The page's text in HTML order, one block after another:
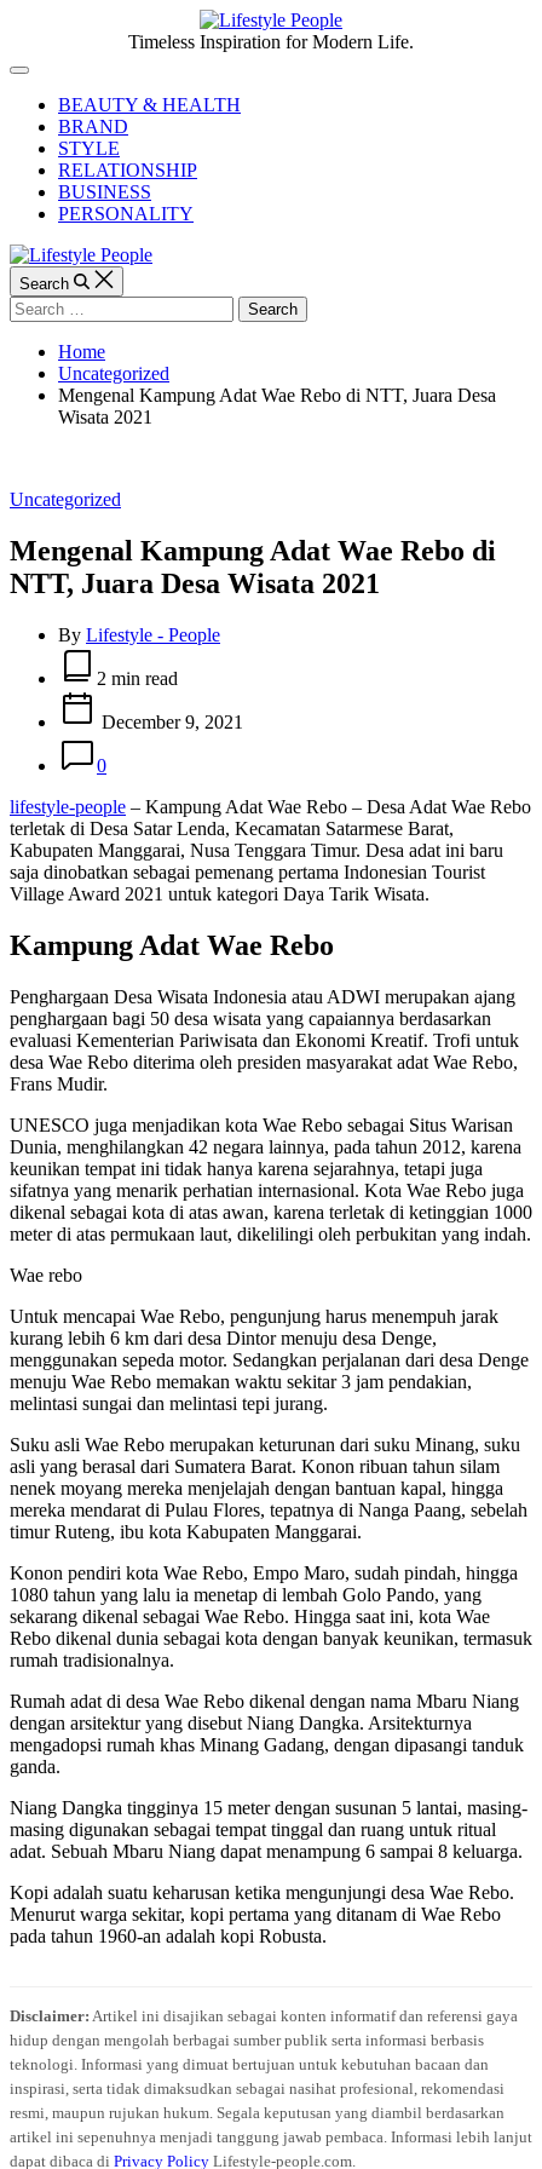
content
People
Timeless Inspiration for Modern Life.
Off
CanvasBEAUTY & HEALTH
BRAND
STYLE
RELATIONSHIP
BUSINESS
PERSONALITY
Search
Search
for:
Home
Uncategorized
Mengenal Kampung Adat Wae Rebo di NTT, Juara Desa
Wisata 2021
Categories
Uncategorized
Mengenal Kampung Adat Wae Rebo di
NTT, Juara Desa Wisata 2021
By Lifestyle - People
Estimated
read
time
2 min read
December 9, 2021
0
lifestyle-people – Kampung Adat Wae Rebo – Desa Adat Wae Rebo
terletak di Desa Satar Lenda, Kecamatan Satarmese Barat,
Kabupaten Manggarai, Nusa Tenggara Timur. Desa adat ini baru
saja dinobatkan sebagai pemenang pertama Indonesian Tourist
Village Award 2021 untuk kategori Daya Tarik Wisata.
Kampung Adat Wae Rebo
Penghargaan Desa Wisata Indonesia atau ADWI merupakan ajang
penghargaan bagi 50 desa wisata yang capaiannya berdasarkan
evaluasi Kementerian Pariwisata dan Ekonomi Kreatif. Trofi untuk
desa Wae Rebo diterima oleh presiden masyarakat adat Wae Rebo,
Frans Mudir.
UNESCO juga menjadikan kota Wae Rebo sebagai Situs Warisan
Dunia, menghilangkan 42 negara lainnya, pada tahun 2012, karena
keunikan tempat ini tidak hanya karena sejarahnya, tetapi juga
sifatnya yang menarik perhatian internasional. Kota Wae Rebo juga
dikenal sebagai kota di atas awan, karena terletak di ketinggian 1000
meter di atas permukaan laut, dikelilingi oleh perbukitan yang indah.
Wae rebo
Untuk mencapai Wae Rebo, pengunjung harus menempuh jarak
kurang lebih 6 km dari desa Dintor menuju desa Denge,
menggunakan sepeda motor. Sedangkan perjalanan dari desa Denge
menuju Wae Rebo memakan waktu sekitar 3 jam pendakian,
melintasi sungai dan melintasi tepi jurang.
Suku asli Wae Rebo merupakan keturunan dari suku Minang, suku
asli yang berasal dari Sumatera Barat. Konon ribuan tahun silam
nenek moyang mereka menjelajah dengan bantuan kapal, hingga
mereka mendarat di Pulau Flores, tepatnya di Nanga Paang, sebelah
timur Ruteng, ibu kota Kabupaten Manggarai.
Konon pendiri kota Wae Rebo, Empo Maro, sudah pindah, hingga
1080 tahun yang lalu ia menetap di lembah Golo Pando, yang
sekarang dikenal sebagai Wae Rebo. Hingga saat ini, kota Wae
Rebo dikenal dunia sebagai kota dengan banyak keunikan, termasuk
rumah tradisionalnya.
Rumah adat di desa Wae Rebo dikenal dengan nama Mbaru Niang
dengan arsitektur yang disebut Niang Dangka. Arsitekturnya
mengadopsi rumah khas Minang Gadang, dengan dipasangi tanduk
ganda.
Niang Dangka tingginya 15 meter dengan susunan 5 lantai, masing-
masing digunakan sebagai tempat tinggal dan ruang untuk ritual
adat. Sebuah Mbaru Niang dapat menampung 6 sampai 8 keluarga.
Kopi adalah suatu keharusan ketika mengunjungi desa Wae Rebo.
Menurut warga sekitar, kopi pertama yang ditanam di Wae Rebo
pada tahun 1960-an adalah kopi Robusta.
Disclaimer: Artikel ini disajikan sebagai konten informatif dan referensi gaya
hidup dengan mengolah berbagai sumber publik serta informasi berbasis
teknologi. Informasi yang dimuat bertujuan untuk kebutuhan bacaan dan
inspirasi, serta tidak dimaksudkan sebagai nasihat profesional, rekomendasi
resmi, maupun rujukan hukum. Segala keputusan yang diambil berdasarkan
artikel ini sepenuhnya menjadi tanggung jawab pembaca. Informasi lebih lanjut
dapat dibaca di Privacy Policy Lifestyle-people.com.